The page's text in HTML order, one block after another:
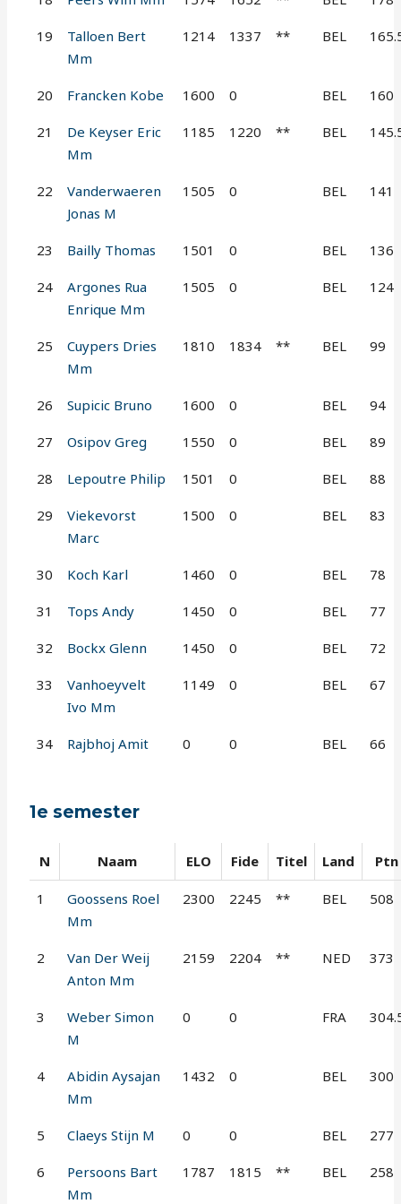
19
Talloen Bert
Mm
1214 1337 ** BEL
20 Francken Kobe 1600 0 BEL 160
21
De Keyser Eric
Mm
1185 1220 ** BEL
22
Vanderwaeren
Jonas M
1505 0 BEL 141
23 Bailly Thomas 1501 0 BEL 136
24
Argones Rua
Enrique Mm
1505 0 BEL 124
25
Cuypers Dries
Mm
1810 1834 ** BEL 99
26 Supicic Bruno 1600 0 BEL 94
27 Osipov Greg 1550 0 BEL 89
28 Lepoutre Philip 1501 0 BEL 88
29
Viekevorst
Marc
1500 0 BEL 83
30 Koch Karl 1460 0 BEL 78
31 Tops Andy 1450 0 BEL 77
32 Bockx Glenn 1450 0 BEL 72
33
Vanhoeyvelt
Ivo Mm
1149 0 BEL 67
34 Rajbhoj Amit 0 0 BEL 66
1e semester
N Naam ELO Fide Titel Land Ptn
1
Goossens Roel
Mm
2300 2245 ** BEL 508
2
Van Der Weij
Anton Mm
2159 2204 ** NED 373
3
Weber Simon
M
0 0 FRA
4
Abidin Aysajan
Mm
1432 0 BEL 300
5 Claeys Stijn M 0 0 BEL 277
6
Persoons Bart
Mm
1787 1815 ** BEL 258